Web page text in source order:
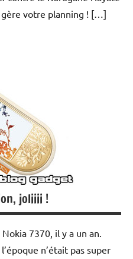
gère votre planning ! […]
joliiii !
7370, il y a un an.
n’était pas super